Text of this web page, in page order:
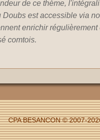
de ce thème,
Doubs est accessible via
enrichir
comtois.
CPA BESANCON © 2007-